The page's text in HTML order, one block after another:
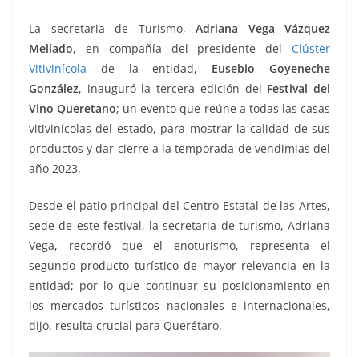
La secretaria de Turismo, Adriana Vega Vázquez
Mellado, en compañía del presidente del Clúster
Vitivinícola de la entidad, Eusebio Goyeneche
González, inauguró la tercera edición del Festival del
VinoQueretano; un evento que reúne a todas las casas
vitivinícolas del estado, para mostrar la calidad de sus
productos y dar cierre a la temporada de vendimias del
año 2023.
Desde el patio principal del Centro Estatal de las Artes,
sede de este festival, la secretaria de turismo, Adriana
Vega, recordó que el enoturismo, representa el
segundo producto turístico de mayor relevancia en la
entidad; por lo que continuar su posicionamiento en
los mercados turísticos nacionales e internacionales,
dijo, resulta crucial para Querétaro.